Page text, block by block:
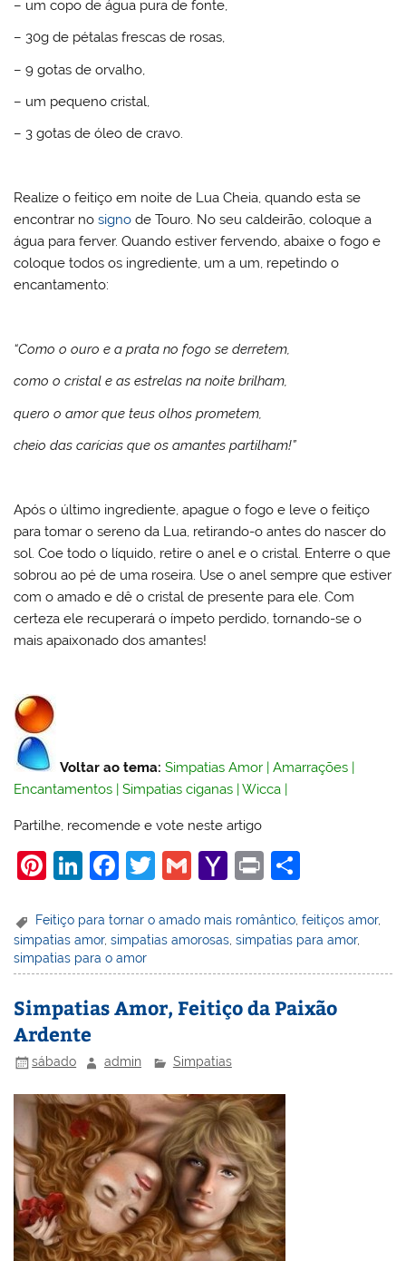
– um copo de água pura de fonte,
– 30g de pétalas frescas de rosas,
– 9 gotas de orvalho,
– um pequeno cristal,
– 3 gotas de óleo de cravo.
Realize o feitiço em noite de Lua Cheia, quando esta se
encontrar nosigno de Touro. No seu caldeirão, coloque a
água para ferver. Quando estiver fervendo, abaixe o fogo e
coloque todos os ingrediente, um a um, repetindo o
encantamento:
“Como o ouro e a prata no fogo se derretem,
como o cristal e as estrelas na noite brilham,
quero o amor que teus olhos prometem,
cheio das carícias que os amantes partilham!”
Após o último ingrediente, apague o fogo e leve o feitiço
para tomar o sereno da Lua, retirando-o antes do nascer do
sol. Coe todo o líquido, retire o anel e o cristal. Enterre o que
sobrou ao pé de uma roseira. Use o anel sempre que estiver
com o amado e dê o cristal de presente para ele. Com
certeza ele recuperará o ímpeto perdido, tornando-se o
mais apaixonado dos amantes!
Voltar ao tema: Simpatias Amor |Amarrações |
Encantamentos |Simpatias ciganas |Wicca |
Partilhe, recomende e vote neste artigo
Pi
er
e
st
Li
k
e
dI
n
F
c
e
b
o
k
T
itt
er
G
ai
l
Y
h
o
o
M
l
Pr
t
ar
e
Feitiço para tornar o amado mais romântico,feitiços amor,
simpatias amor,simpatias amorosas ,simpatias para amor,
simpatias para o amor
Simpatias Amor, Feitiço da Paixão
Ardente
sábado admin Simpatias